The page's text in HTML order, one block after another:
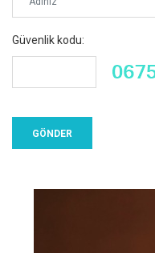
Güvenlik kodu: